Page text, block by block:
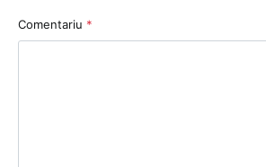
Comentariu *